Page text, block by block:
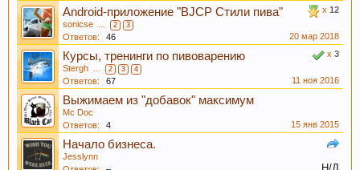
преждевременное старение человека и
способствует развитию онкозаболеваний. Пиво
же наоборот защищает ДНК.
x 12
Android-приложение "BJCP Стили пива"
sonicse ... 2 3
Ответов: 46
20 мар 2018
x 3
Курсы, тренинги по пивоварению
Stergh ... 2 3 4
Ответов: 67 11 ноя 2016
Выжимаем из "добавок" максимум
Mc Doc
Ответов:
4 15 янв 2015
Начало бизнеса.
Jesslynn